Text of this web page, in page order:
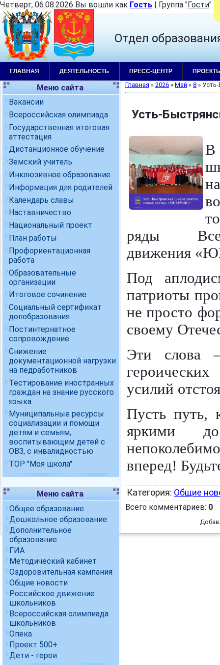
Четверг, 06.08.2026 Вы вошли как Гость | Группа "Гости"
Отдел
ГЛАВНАЯ ДЕЯТЕЛЬНОСТЬ ПРЕСС-ЦЕНТР
Меню сайта
Вакансии
Всероссийская олимпиада
Государственная итоговая
аттестация
Дистанционное обучение
Земский учитель
Инклюзивное образование
Информация для родителей
Календарь славы
Наставничество
Национальный проект
План работы
Профориентационная
работа
Образовательные
организации
Итоговое сочинение
Социальный сертификат
допобразования
Постинтернатное
сопровождение
Снижение
документационной нагрузки
на педработников
Тестирование иностранных
граждан на знание русского
языка
Муниципальные ресурсы
социализации и помощи
детям и семьям,
воспитывающим детей с
ОВЗ, с инвалидностью
ТОР "Моя школа"
Меню сайта
Общее образование
Дошкольное образование
Дополнительное
образование
ГИА
Методический кабинет
Оздоровительная кампания
Общие новости
Российское движение
школьников
Всероссийская олимпиада
школьников
Опека
Проект 500+
Дети - герои
Главная » 2026 » Май » 8 »
Усть-
В
ряды
движения
Под
патриоты
не просто
своему
Эти слова
усилий
Пусть путь,
яркими
вперед!
Категория: Общие
Всего комментариев: 0